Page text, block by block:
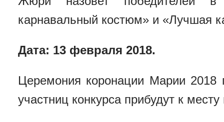
карнавальный костюм» и «Лучшая
Дата: 13 февраля 2018.
Церемония коронации Марии
участниц конкурса прибудут к